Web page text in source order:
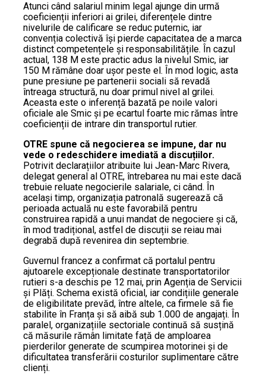
Atunci când salariul minim legal ajunge din urmă
coeficienții inferiori ai grilei, diferențele dintre
nivelurile de calificare se reduc puternic, iar
convenția colectivă își pierde capacitatea de a marca
distinct competențele și responsabilitățile. În cazul
actual, 138 M este practic adus la nivelul Smic, iar
150 M rămâne doar ușor peste el. În mod logic, asta
pune presiune pe partenerii sociali să revadă
întreaga structură, nu doar primul nivel al grilei.
Aceasta este o inferență bazată pe noile valori
oficiale ale Smic și pe ecartul foarte mic rămas între
coeficienții de intrare din transportul rutier.
OTRE spune că negocierea se impune, dar nu
vede o redeschidere imediată a discuțiilor.
Potrivit declarațiilor atribuite lui Jean-Marc Rivera,
delegat general al OTRE, întrebarea nu mai este dacă
trebuie reluate negocierile salariale, ci când. În
același timp, organizația patronală sugerează că
perioada actuală nu este favorabilă pentru
construirea rapidă a unui mandat de negociere și că,
în mod tradițional, astfel de discuții se reiau mai
degrabă după revenirea din septembrie.
Guvernul francez a confirmat că portalul pentru
ajutoarele excepționale destinate transportatorilor
rutieri s-a deschis pe 12 mai, prin Agenția de Servicii
și Plăți. Schema există oficial, iar condițiile generale
de eligibilitate prevăd, între altele, ca firmele să fie
stabilite în Franța și să aibă sub 1.000 de angajați. În
paralel, organizațiile sectoriale continuă să susțină
că măsurile rămân limitate față de amploarea
pierderilor generate de scumpirea motorinei și de
dificultatea transferării costurilor suplimentare către
clienți.